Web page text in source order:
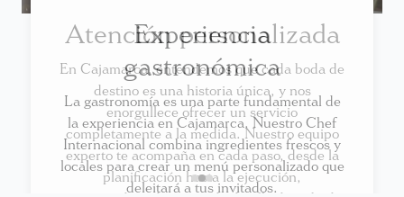
Atención personalizada
En Cajamarca, entendemos que cada boda de
destino es una historia única, y nos
enorgullece ofrecer un servicio
completamente a la medida. Nuestro equipo
experto te acompaña en cada paso, desde la
planificación hasta la ejecución,